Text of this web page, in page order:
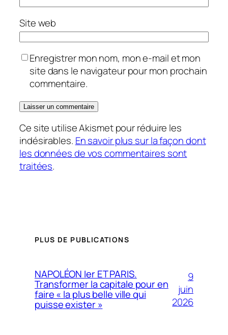
Site web
Enregistrer mon nom, mon e-mail et mon
site dans le navigateur pour mon prochain
commentaire.
Ce site utilise Akismet pour réduire les
indésirables. En savoir plus sur la façon dont
les données de vos commentaires sont
traitées.
PLUS DE PUBLICATIONS
NAPOLÉON Ier ET PARIS.
Transformer la capitale pour en
faire « la plus belle ville qui
puisse exister »
9
juin
2026